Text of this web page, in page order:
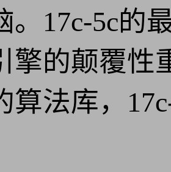
。17c-5c的
擎的颠覆性
算法库，